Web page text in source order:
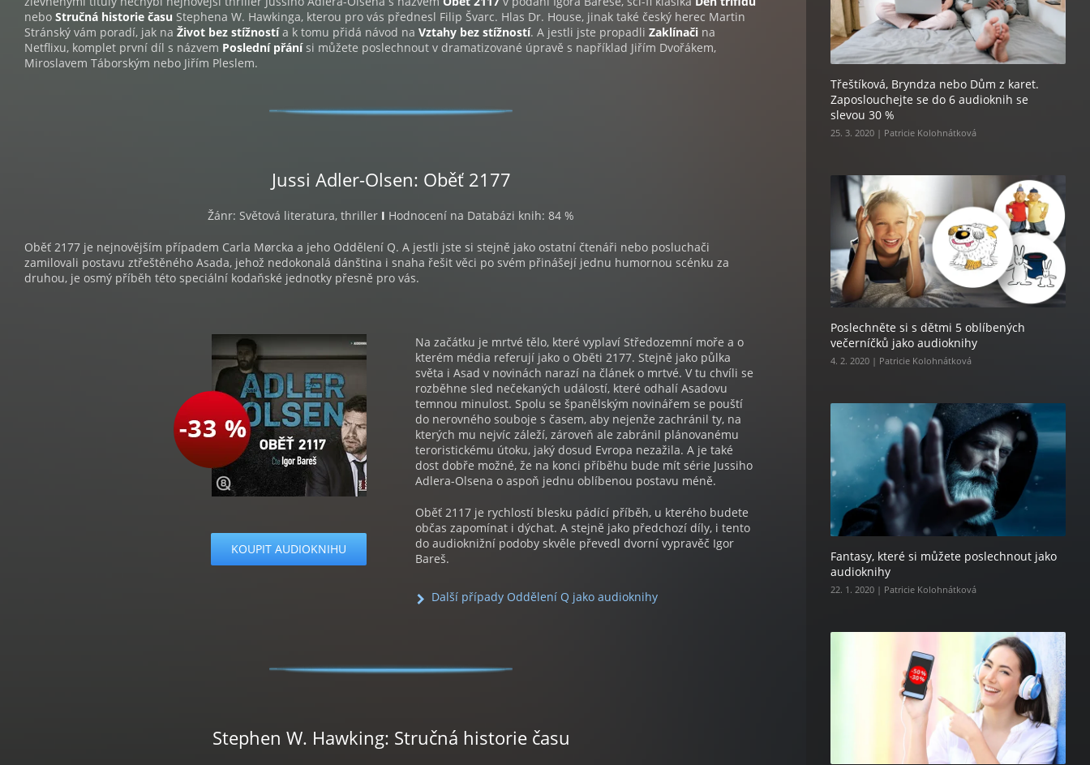
nebo Stručná historie času Stephena W. Hawkinga, kterou pro vás přednesl Filip Švarc. Hlas Dr. House, jinak také český herec Martin
Stránský vám poradí, jak na Život bez stížnostía k tomu přidá návod na Vztahy bez stížností. A jestli jste propadli Zaklínači na
Netflixu, komplet první díl s názvem Poslední přání si můžete poslechnout v dramatizované úpravě s například Jiřím Dvořákem,
Miroslavem Táborským nebo Jiřím Pleslem.
Jussi Adler-Olsen: Oběť 2177
Žánr: Světová literatura, thriller I Hodnocení na Databázi knih: 84 %
Oběť 2177 je nejnovějším případem Carla Mørcka a jeho Oddělení Q. A jestli jste si stejně jako ostatní čtenáři nebo posluchači
zamilovali postavu ztřeštěného Asada, jehož nedokonalá dánština i snaha řešit věci po svém přinášejí jednu humornou scénku za
druhou, je osmý příběh této speciální kodaňské jednotky přesně pro vás.
KOUPIT AUDIOKNIHU
Na začátku je mrtvé tělo, které vyplaví Středozemní moře a o
kterém média referují jako o Oběti 2177. Stejně jako půlka
světa i Asad v novinách narazí na článek o mrtvé. V tu chvíli se
rozběhne sled nečekaných událostí, které odhalí Asadovu
temnou minulost. Spolu se španělským novinářem se pouští
do nerovného souboje s časem, aby nejenže zachránil ty, na
kterých mu nejvíc záleží, zároveň ale zabránil plánovanému
teroristickému útoku, jaký dosud Evropa nezažila. A je také
dost dobře možné, že na konci příběhu bude mít série Jussiho
Adlera-Olsena o aspoň jednu oblíbenou postavu méně.
Oběť 2117 je rychlostí blesku pádící příběh, u kterého budete
občas zapomínat i dýchat. A stejně jako předchozí díly, i tento
do audioknižní podoby skvěle převedl dvorní vypravěč Igor
Bareš.
Další případy Oddělení Q jako audioknihy
Stephen W. Hawking: Stručná historie času
Třeštíková, Bryndza nebo Dům z karet.
Zaposlouchejte se do 6 audioknih se
slevou 30 %
25. 3. 2020 | Patricie Kolohnátková
Poslechněte si s dětmi 5 oblíbených
večerníčků jako audioknihy
4. 2. 2020 | Patricie Kolohnátková
Fantasy, které si můžete poslechnout jako
audioknihy
22. 1. 2020 | Patricie Kolohnátková